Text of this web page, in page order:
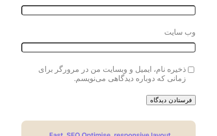
وب‌ سایت
ذخیره نام، ایمیل و وبسایت من در مرورگر برای
زمانی که دوباره دیدگاهی می‌نویسم.